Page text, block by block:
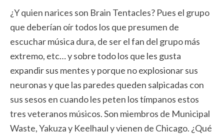
¿Y quien narices son Brain Tentacles? Pues el grupo
que deberían oír todos los que presumen de
escuchar música dura, de ser el fan del grupo más
extremo, etc… y sobre todo los que les gusta
expandir sus mentes y porque no explosionar sus
neuronas y que las paredes queden salpicadas con
sus sesos en cuando les peten los tímpanos estos
tres veteranos músicos. Son miembros de Municipal
Waste, Yakuza y Keelhaul y vienen de Chicago. ¿Qué